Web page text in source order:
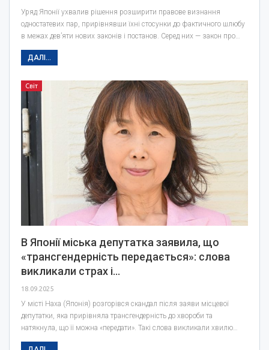
Уряд Японії ухвалив рішення розширити правове визнання
одностатевих пар, прирівнявши їхні стосунки до фактичного шлюбу
в межах дев’яти нових законів і постанов. Серед них — закон про…
ДАЛІ...
Світ
В Японії міська депутатка заявила, що
«трансгендерність передається»: слова
викликали страх і…
18.09.2025
У місті Наха (Японія) розгорівся скандал після заяви місцевої
депутатки, яка прирівняла трансгендерність до хвороби та
натякнула, що її можна «передати». Такі слова викликали хвилю…